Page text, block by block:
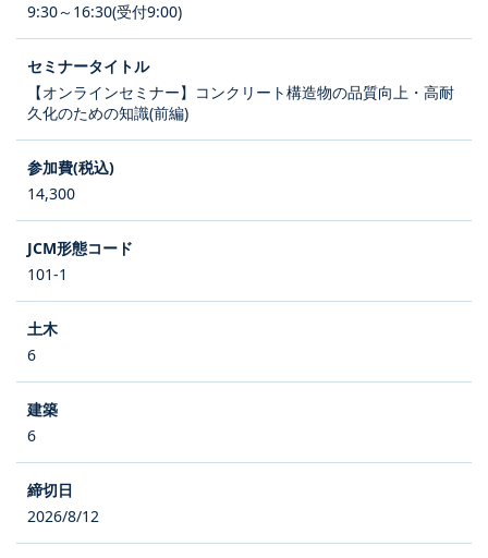
9:30～16:30(受付9:00)
【オンラインセミナー】コンクリート構造物の品質向上・高耐
久化のための知識(前編)
14,300
101-1
6
6
2026/8/12